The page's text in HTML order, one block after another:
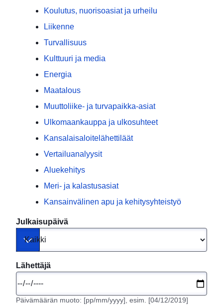
Koulutus, nuorisoasiat ja urheilu
Liikenne
Turvallisuus
Kulttuuri ja media
Energia
Maatalous
Muuttoliike- ja turvapaikka-asiat
Ulkomaankauppa ja ulkosuhteet
Kansalaisaloitelähettiläät
Vertailuanalyysit
Aluekehitys
Meri- ja kalastusasiat
Kansainvälinen apu ja kehitysyhteistyö
Julkaisupäivä
Lähettäjä
Päivämäärän muoto: [pp/mm/yyyy], esim. [04/12/2019]